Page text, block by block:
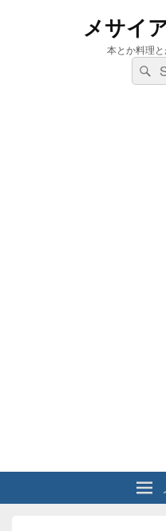
メサイ
本とか料理
検
索: